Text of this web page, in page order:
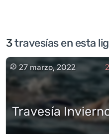
3travesíasen esta
27 marzo, 2022 2
Travesía